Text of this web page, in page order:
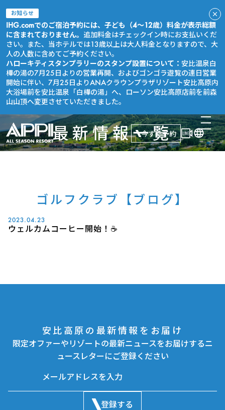
お知らせ
IHG.comでのご宿泊予約には、子ども（4～12歳）料金が表示総額
に含まれておりません。 追加料金はチェックイン時にお支払いくだ
さい。また、当ホテルでは13歳以上は大人料金となりますので、大
人の人数に含めてご予約ください。
ハローキティスタンプラリーのスタンプ設置について： 安比温泉白
樺の湯の7月25日よりの営業再開、およびゴンゴラ遊覧の連日営業
開始に伴い、7月25日よりANAクラウンプラザリゾート安比高原内
大浴場前を安比温泉「白樺の湯」へ、ローソン安比高原店前を前森
山山頂へ変更させていただきました。
今すぐ予約
最新情報一覧
ゴルフクラブ【ブログ】
2023.04.23
ウェルカムコーヒー開始！☕️
安比高原の最新情報をお届け
限定オファーやリゾートの最新ニュースをお届けするニ
ュースレターにご登録ください
登録する